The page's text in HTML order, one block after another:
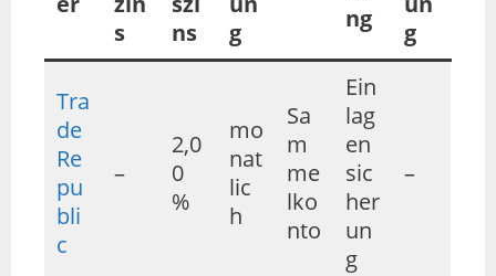
s
ns
g
ng
g
Tra
de
Re
pu
bli
c
–
2,0
0
%
mo
nat
lic
h
Sa
m
me
lko
nto
Ein
lag
en
sic
her
un
g
–